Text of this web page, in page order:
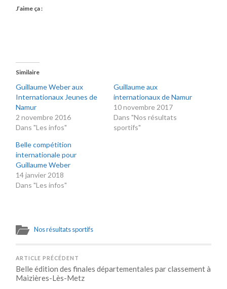
J’aime ça :
Similaire
Guillaume Weber aux
Internationaux Jeunes de
Namur
2 novembre 2016
Dans "Les infos"
Guillaume aux
internationaux de Namur
10 novembre 2017
Dans "Nos résultats
sportifs"
Belle compétition
internationale pour
Guillaume Weber
14 janvier 2018
Dans "Les infos"
Nos résultats sportifs
ARTICLE PRÉCÉDENT
Belle édition des finales départementales par classement à
Maizières-Lès-Metz